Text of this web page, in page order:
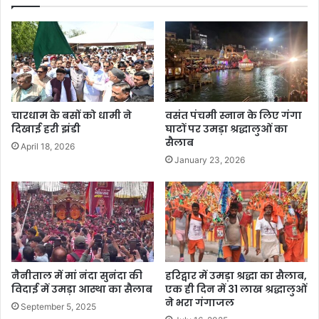
चारधाम के बसों को धामी ने
दिखाई हरी झंडी
April 18, 2026
वसंत पंचमी स्नान के लिए गंगा
घाटों पर उमड़ा श्रद्धालुओं का
सैलाब
January 23, 2026
नैनीताल में मां नंदा सुनंदा की
विदाई में उमड़ा आस्था का सैलाब
September 5, 2025
हरिद्वार में उमड़ा श्रद्धा का सैलाब,
एक ही दिन में 31 लाख श्रद्धालुओं
ने भरा गंगाजल